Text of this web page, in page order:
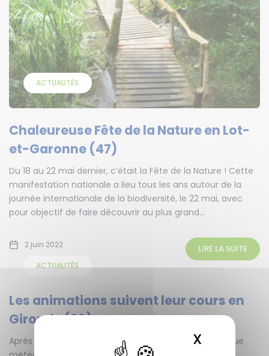
X
ACTUALITÉS
Chaleureuse Fête de la Nature en Lot-
et-Garonne (47)
Du 18 au 22 mai dernier, c’était la Fête de la Nature ! Cette
manifestation nationale a lieu tous les ans autour de la
journée internationale de la biodiversité, le 22 mai, avec
pour objectif de faire découvrir au plus grand...
2 juin 2022 LIRE LA SUITE
ACTUALITÉS
Les animations suivent leur cours en
Gironde (33)
Après un mois d’avril assez compliqué d’un point de vue